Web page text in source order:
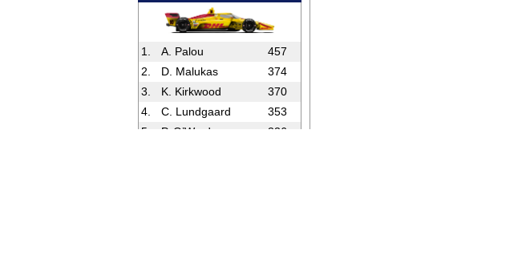
1. A. Palou
457
2.
D. Malukas
374
3.
K. Kirkwood
370
4.
C. Lundgaard
353
5.
P. O’Ward
336